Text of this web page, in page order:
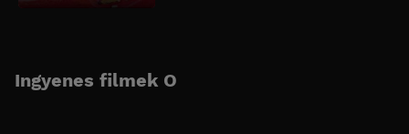
Ingyenes filmek O